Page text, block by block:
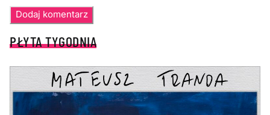
PŁYTA TYGODNIA